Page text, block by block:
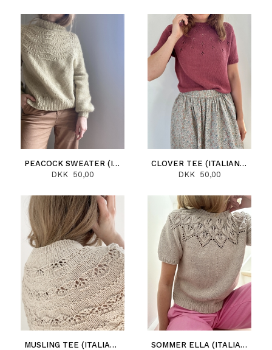
PEACOCK SWEATER (ITALIANO)
DKK 50,00
CLOVER TEE (ITALIANO)
DKK 50,00
MUSLING TEE (ITALIANO)
SOMMER ELLA (ITALIANO)